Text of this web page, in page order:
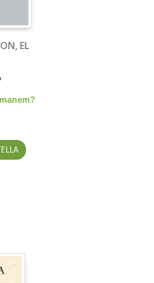
EL